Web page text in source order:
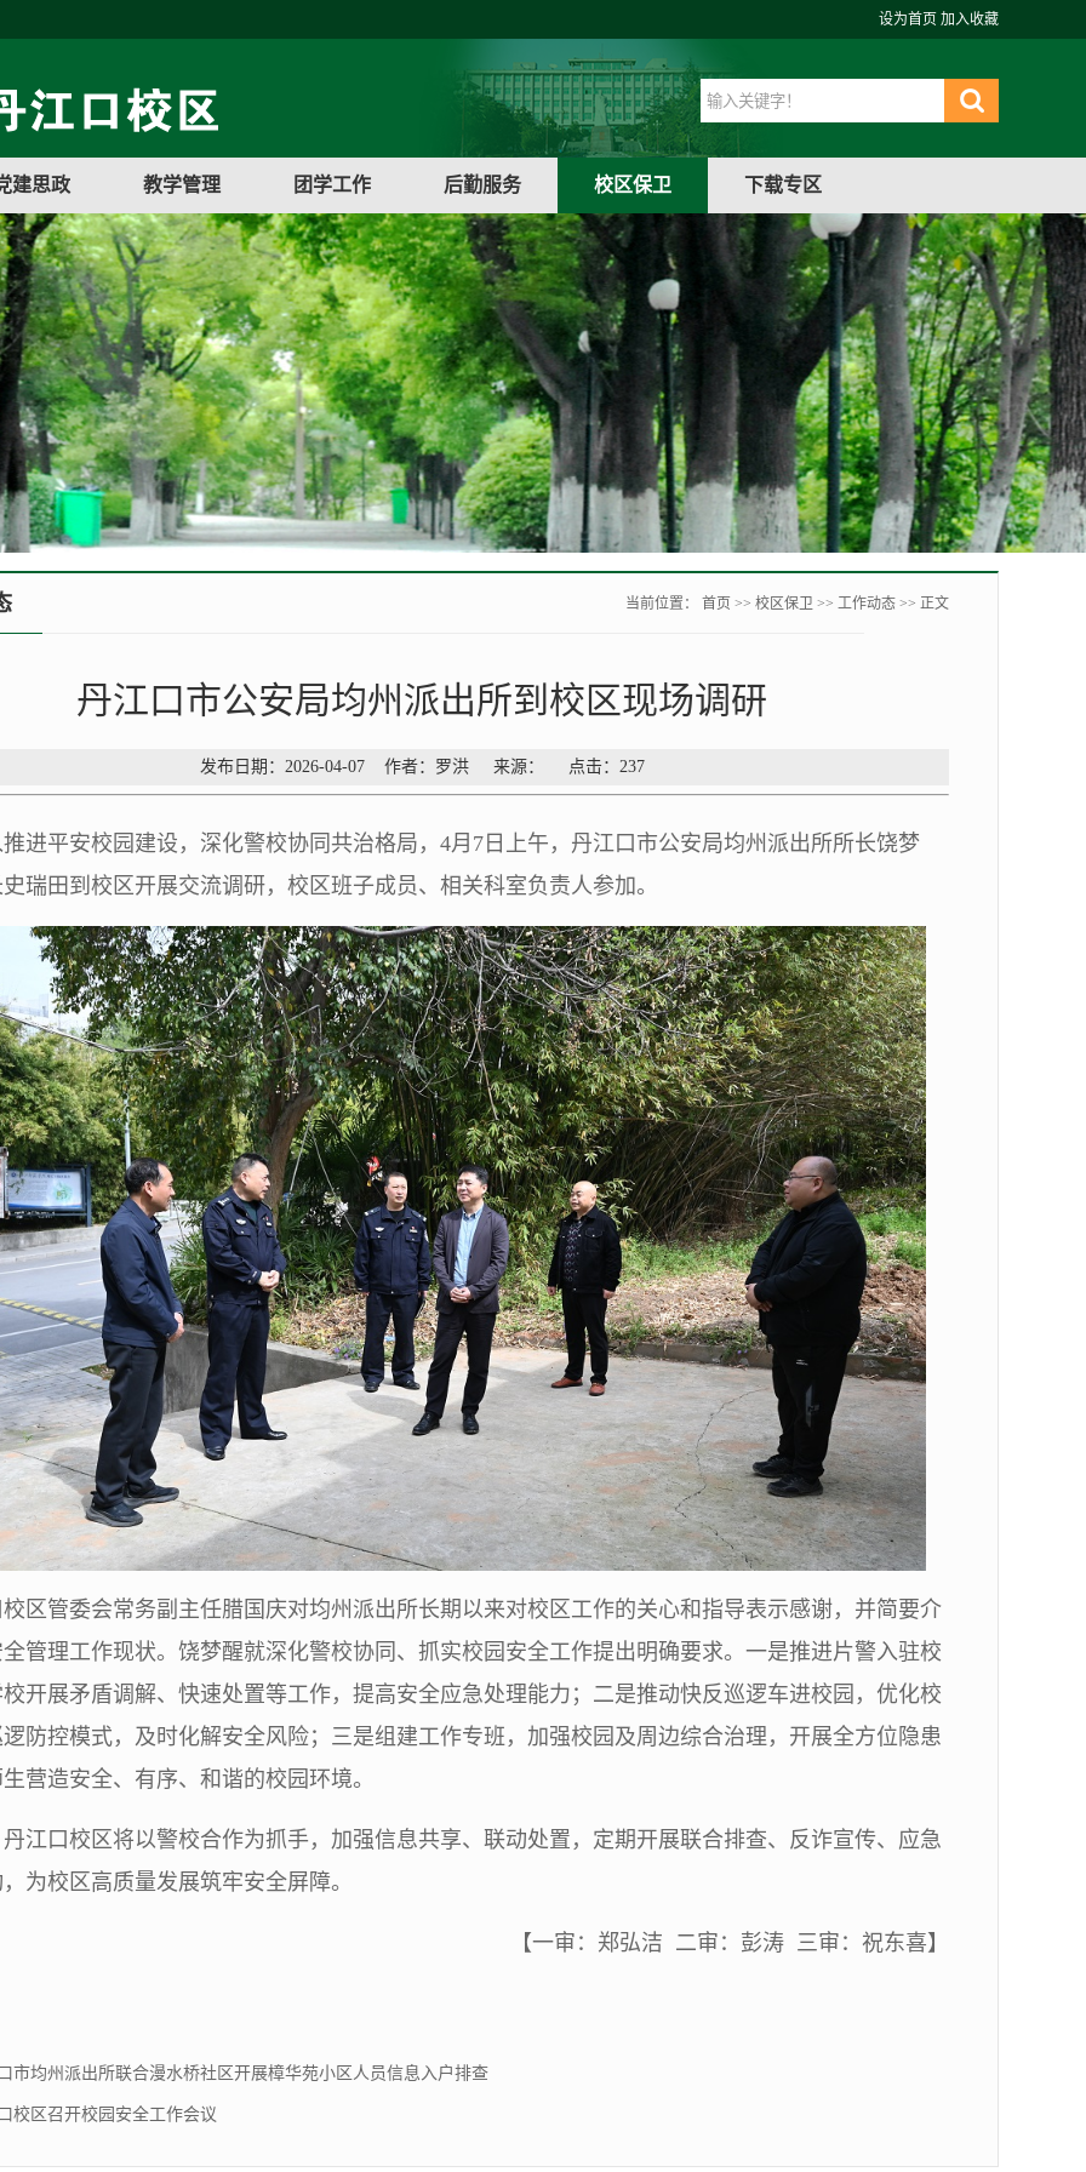
设为首页 加入收藏
建思政 教学管理 团学工作 后勤服务 校区保卫 下载专区
当前位置： 首页 >> 校区保卫 >> 工作动态 >> 正文
丹江口市公安局均州派出所到校区现场调研
发布日期：2026-04-07 作者：罗洪 来源： 点击： 237
进平安校园建设，深化警校协同共治格局， 4月7日上午，丹江口市公安局均州派出所所长饶梦
瑞田到校区开展交流调研，校区班子成员、相关科室负责人参加。
区管委会常务副主任腊国庆对均州派出所长期以来对校区工作的关心和指导表示感谢，并简要介
管理工作现状。饶梦醒就深化警校协同、抓实校园安全工作提出明确要求。一是推进片警入驻校
开展矛盾调解、快速处置等工作，提高安全应急处理能力；二是推动快反巡逻车进校园，优化校
防控模式，及时化解安全风险；三是组建工作专班，加强校园及周边综合治理，开展全方位隐患
营造安全、有序、和谐的校园环境。
江口校区将以警校合作为抓手，加强信息共享、联动处置，定期开展联合排查、反诈宣传、应急
为校区高质量发展筑牢安全屏障。
【一审：郑弘洁 二审：彭涛 三审：祝东喜】
市均州派出所联合漫水桥社区开展樟华苑小区人员信息入户排查
校区召开校园安全工作会议